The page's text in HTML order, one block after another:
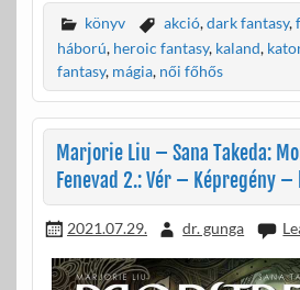
e
b
o
o
k
itt
er
ail za
m
e
g
könyv akció,dark fantasy,
háború, heroic fantasy, kaland,
fantasy, mágia, női főhős
Marjorie Liu – Sana Takeda:
Fenevad 2.: Vér – Képregény
2021.07.29. dr. gunga